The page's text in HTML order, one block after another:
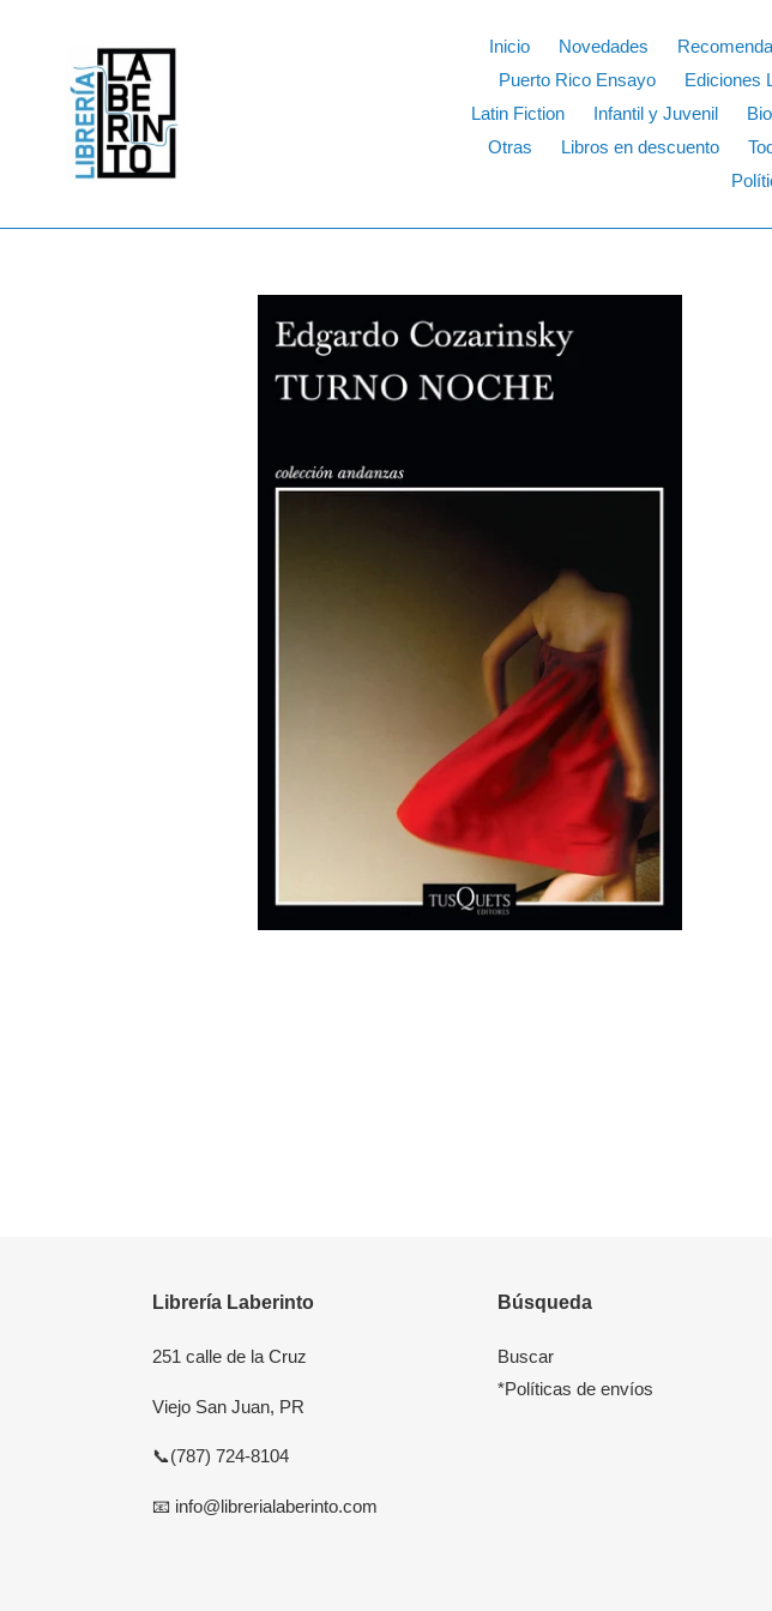
Inicio Novedades
Puerto Rico Ensayo
Ediciones
Latin Fiction
Infantil y Juvenil
Otras
Libros en descuento
Librería Laberinto
251 calle de la Cruz
Viejo San Juan, PR
📞(787) 724-8104
📧 info@librerialaberinto.com
Búsqueda
Buscar
*Políticas de envíos